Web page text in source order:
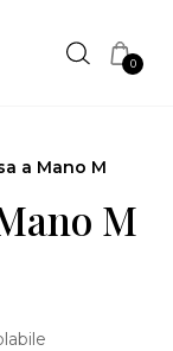
0
a Mano M
M